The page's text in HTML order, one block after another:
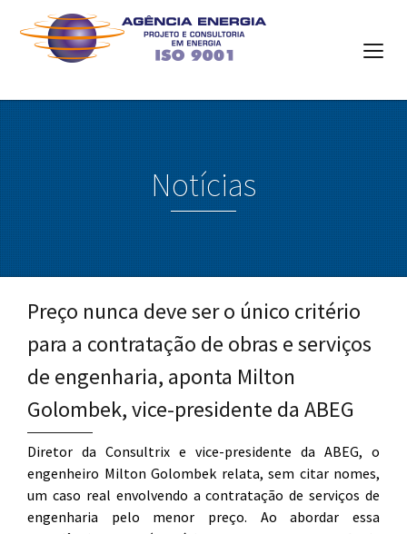
Notícias
Preço nunca deve ser o único critério
para a contratação de obras e serviços
de engenharia, aponta Milton
Golombek, vice-presidente da ABEG
Diretor da Consultrix e vice-presidente da ABEG, o
engenheiro Milton Golombek relata, sem citar nomes,
um caso real envolvendo a contratação de serviços de
engenharia pelo menor preço. Ao abordar essa